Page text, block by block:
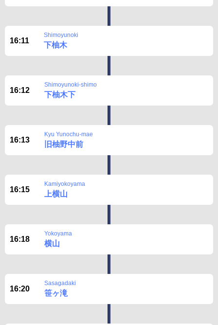
16:11
Shimoyunoki
下柚木
16:12
Shimoyunoki-shimo
下柚木下
16:13
Kyu Yunochu-mae
旧柚野中前
16:15
Kamiyokoyama
上横山
16:18
Yokoyama
横山
16:20
Sasagadaki
笹ヶ滝